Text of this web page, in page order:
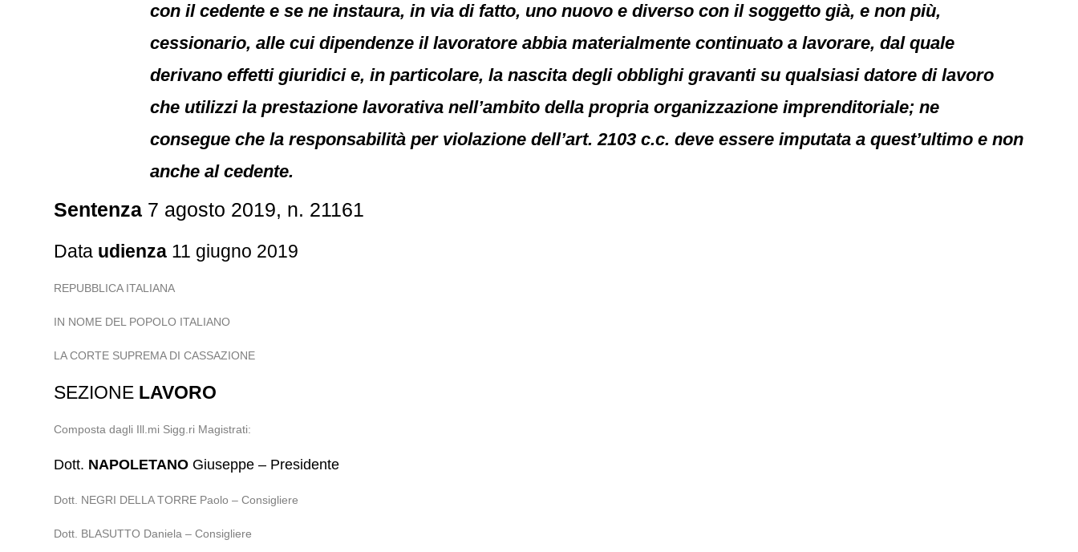
con il cedente e se ne instaura, in via di fatto, uno nuovo e diverso con il soggetto già, e non più,
cessionario, alle cui dipendenze il lavoratore abbia materialmente continuato a lavorare, dal quale
derivano effetti giuridici e, in particolare, la nascita degli obblighi gravanti su qualsiasi datore di lavoro
che utilizzi la prestazione lavorativa nell’ambito della propria organizzazione imprenditoriale; ne
consegue che la responsabilità per violazione dell’art. 2103 c.c. deve essere imputata a quest’ultimo e non
anche al cedente.
Sentenza 7 agosto 2019, n. 21161
Data udienza 11 giugno 2019
REPUBBLICA ITALIANA
IN NOME DEL POPOLO ITALIANO
LA CORTE SUPREMA DI CASSAZIONE
SEZIONE LAVORO
Composta dagli Ill.mi Sigg.ri Magistrati:
Dott. NAPOLETANO Giuseppe – Presidente
Dott. NEGRI DELLA TORRE Paolo – Consigliere
Dott. BLASUTTO Daniela – Consigliere